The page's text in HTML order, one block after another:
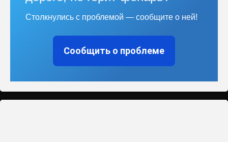
Столкнулись с проблемой — сообщите о ней!
Сообщить о проблеме